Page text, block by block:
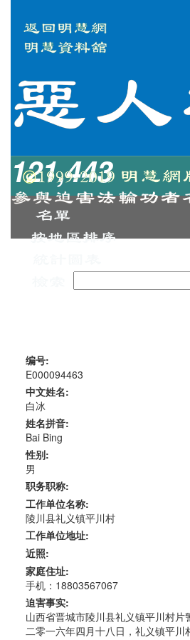
121,443
编号:
E000094463
中文姓名:
白冰
姓名拼音:
Bai Bing
性别:
男
职务职称:
工作单位名称:
陵川县礼义镇平川村
工作单位地址:
近照:
家庭住址:
手机：18803567067
迫害事实:
山西省晋城市陵川县礼义镇平川村片
二零一六年四月十八日，礼义镇平川